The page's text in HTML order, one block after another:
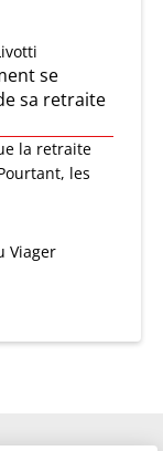
se
sa retraite
la retraite
les
Viager